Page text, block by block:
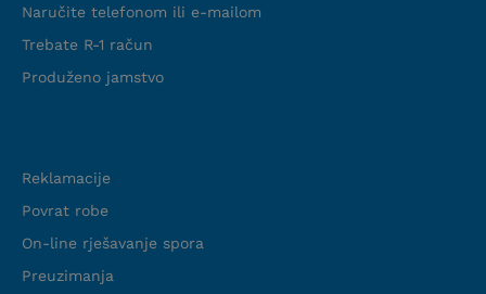
Naručite telefonom ili e-mailom
Trebate R-1 račun
Produženo jamstvo
Reklamacije
Povrat robe
On-line rješavanje spora
Preuzimanja